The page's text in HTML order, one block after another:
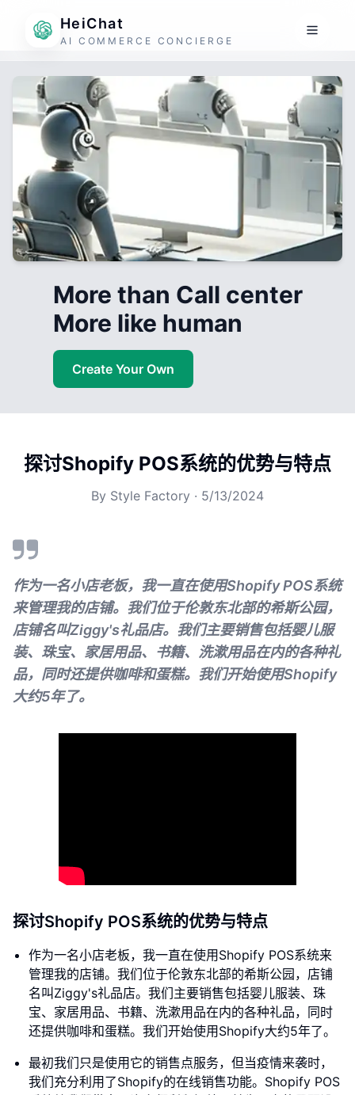
HeiChat
AI COMMERCE CONCIERGE
More than Call center
More like human
Create Your Own
探讨Shopify POS系统的优势与特点
By Style Factory · 5/13/2024
作为一名小店老板，我一直在使用Shopify POS系统
来管理我的店铺。我们位于伦敦东北部的希斯公园，
店铺名叫Ziggy's礼品店。我们主要销售包括婴儿服
装、珠宝、家居用品、书籍、洗漱用品在内的各种礼
品，同时还提供咖啡和蛋糕。我们开始使用Shopify
大约5年了。
探讨Shopify POS系统的优势与特点
作为一名小店老板，我一直在使用Shopify POS系统来
管理我的店铺。我们位于伦敦东北部的希斯公园，店铺
名叫Ziggy's礼品店。我们主要销售包括婴儿服装、珠
宝、家居用品、书籍、洗漱用品在内的各种礼品，同时
还提供咖啡和蛋糕。我们开始使用Shopify大约5年了。
最初我们只是使用它的销售点服务，但当疫情来袭时，
我们充分利用了Shopify的在线销售功能。Shopify POS